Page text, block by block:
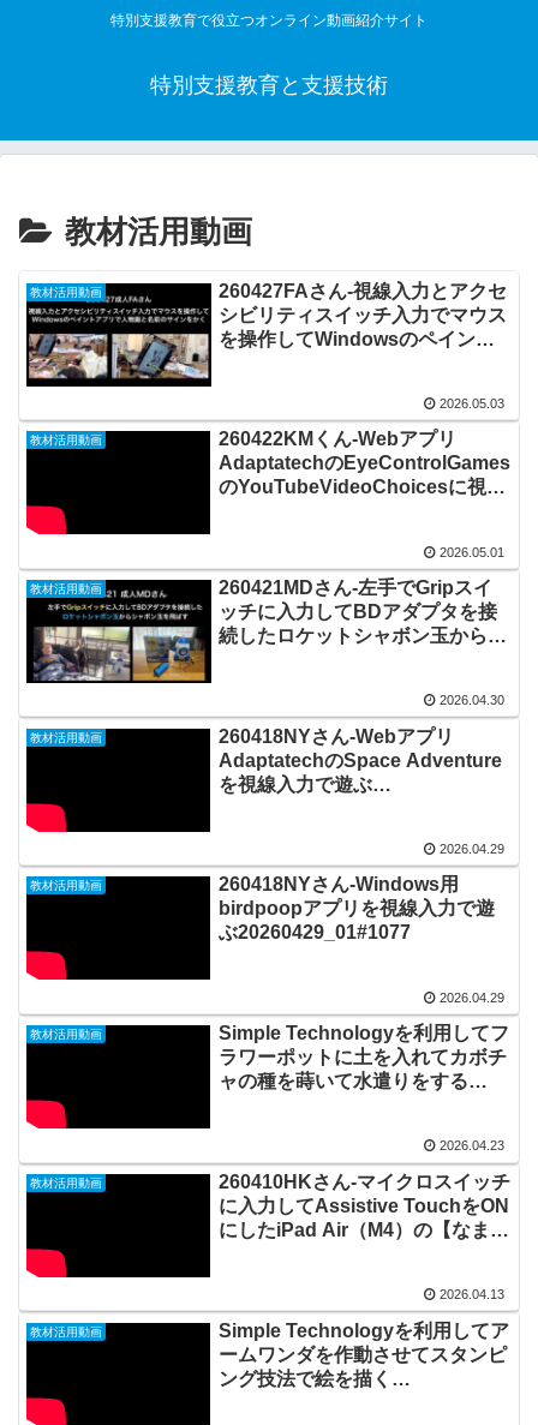
特別支援教育で役立つオンライン動画紹介サイト
特別支援教育と支援技術
教材活用動画
教材活用動画
260427FAさん-視線入力とアクセ
シビリティスイッチ入力でマウス
を操作してWindowsのペイント
2026.05.03
教材活用動画
260422KMくん-Webアプリ
AdaptatechのEyeControlGames
のYouTubeVideoChoicesに視線
2026.05.01
教材活用動画
260421MDさん-左手でGripスイ
ッチに入力してBDアダプタを接
続したロケットシャボン玉からシ
2026.04.30
教材活用動画
260418NYさん-Webアプリ
AdaptatechのSpace Adventure
を視線入力で遊ぶ
2026.04.29
教材活用動画
260418NYさん-Windows用
birdpoopアプリを視線入力で遊
ぶ20260429_01#1077
2026.04.29
教材活用動画
Simple Technologyを利用してフ
ラワーポットに土を入れてカボチ
ャの種を蒔いて水遣りをする
2026.04.23
教材活用動画
260410HKさん-マイクロスイッチ
に入力してAssistive TouchをON
にしたiPad Air（M4）の【なまち
2026.04.13
教材活用動画
Simple Technologyを利用してア
ームワンダを作動させてスタンピ
ング技法で絵を描く